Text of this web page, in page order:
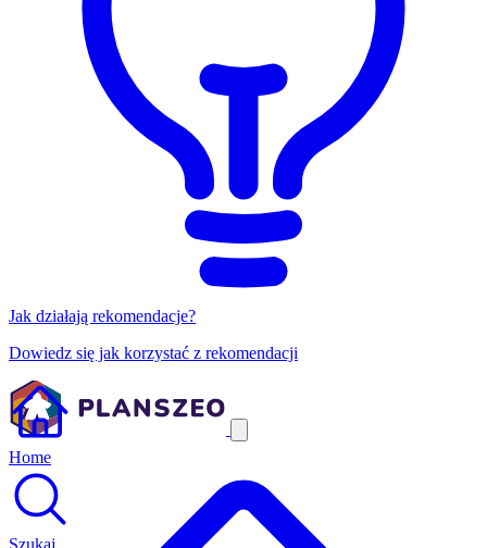
Jak działają rekomendacje?
Dowiedz się jak korzystać z rekomendacji
Home
Szukaj